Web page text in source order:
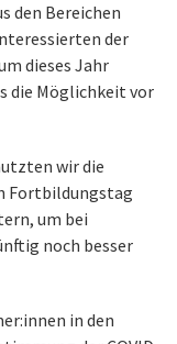
den Bereichen
der
dieses Jahr
die Möglichkeit vor
wir die
Fortbildungstag
um bei
noch besser
in den